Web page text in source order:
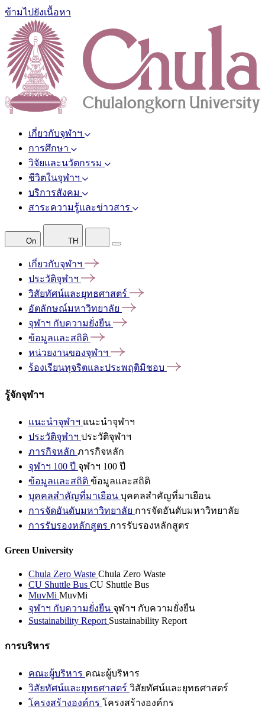
ข้ามไปยังเนื้อหา
เกี่ยวกับจุฬาฯ
การศึกษา
วิจัยและนวัตกรรม
ชีวิตในจุฬาฯ
บริการสังคม
สาระความรู้และข่าวสาร
On TH
เกี่ยวกับจุฬาฯ
ประวัติจุฬาฯ
วิสัยทัศน์และยุทธศาสตร์
อัตลักษณ์มหาวิทยาลัย
จุฬาฯ กับความยั่งยืน
ข้อมูลและสถิติ
หน่วยงานของจุฬาฯ
ร้องเรียนทุจริตและประพฤติมิชอบ
รู้จักจุฬาฯ
แนะนำจุฬาฯ แนะนำจุฬาฯ
ประวัติจุฬาฯ ประวัติจุฬาฯ
ภารกิจหลัก ภารกิจหลัก
จุฬาฯ 100 ปี จุฬาฯ 100 ปี
ข้อมูลและสถิติ ข้อมูลและสถิติ
บุคคลสำคัญที่มาเยือน บุคคลสำคัญที่มาเยือน
การจัดอันดับมหาวิทยาลัย การจัดอันดับมหาวิทยาลัย
การรับรองหลักสูตร การรับรองหลักสูตร
Green University
Chula Zero Waste Chula Zero Waste
CU Shuttle Bus CU Shuttle Bus
MuvMi MuvMi
จุฬาฯ กับความยั่งยืน จุฬาฯ กับความยั่งยืน
Sustainability Report Sustainability Report
การบริหาร
คณะผู้บริหาร คณะผู้บริหาร
วิสัยทัศน์และยุทธศาสตร์ วิสัยทัศน์และยุทธศาสตร์
โครงสร้างองค์กร โครงสร้างองค์กร